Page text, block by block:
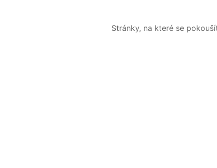
Stránky, na které se